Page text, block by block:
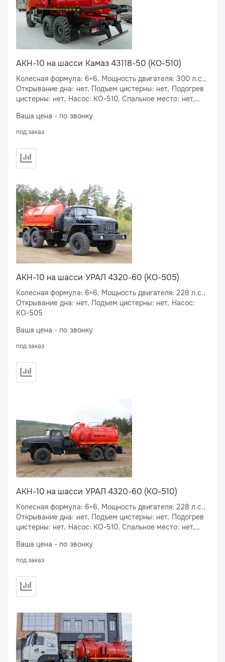
АКН-10 на шасси Камаз 43118-50 (KO-510)
Колесная формула: 6×6, Мощность двигателя: 300 л.с.,
Открывание дна: нет, Подъем цистерны: нет, Подогрев
цистерны: нет, Насос: КО-510, Спальное место: нет,
Ваша цена - по звонку
под заказ
АКН-10 на шасси УРАЛ 4320-60 (КО-505)
Колесная формула: 6×6, Мощность двигателя: 228 л.с.,
Открывание дна: нет, Подъем цистерны: нет, Насос:
КО-505
Ваша цена - по звонку
под заказ
АКН-10 на шасси УРАЛ 4320-60 (КО-510)
Колесная формула: 6×6, Мощность двигателя: 228 л.с.,
Открывание дна: нет, Подъем цистерны: нет, Подогрев
цистерны: нет, Насос: КО-510, Спальное место: нет,
Ваша цена - по звонку
под заказ